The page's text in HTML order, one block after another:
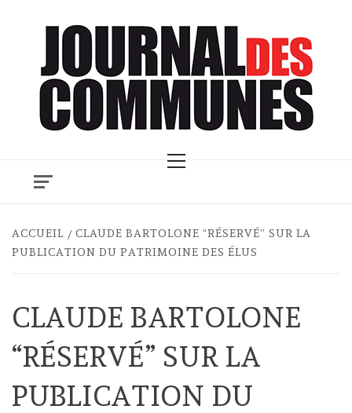
Menu
ACCUEIL
CLAUDE BARTOLONE “RÉSERVÉ” SUR LA
PUBLICATION DU PATRIMOINE DES ÉLUS
CLAUDE BARTOLONE
“RÉSERVÉ” SUR LA
PUBLICATION DU